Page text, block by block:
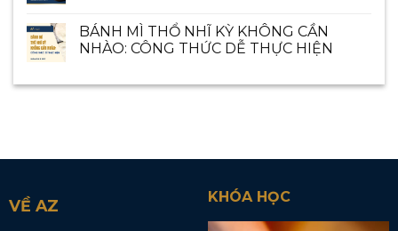
BÁNH MÌ THỔ NHĨ KỲ KHÔNG CẦN
NHÀO: CÔNG THỨC DỄ THỰC HIỆN
VỀ AZ KHÓA HỌC